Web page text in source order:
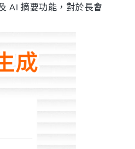
AI 摘要功能，對於長會